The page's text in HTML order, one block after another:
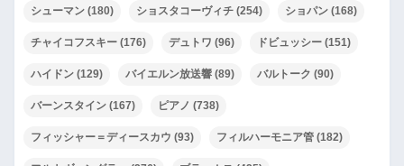
シューマン (180) ショスタコーヴィチ (254) ショパン (168)
チャイコフスキー (176) デュトワ (96) ドビュッシー (151)
ハイドン (129) バイエルン放送響 (89) バルトーク (90)
バーンスタイン (167) ピアノ (738)
フィッシャー＝ディースカウ (93) フィルハーモニア管 (182)